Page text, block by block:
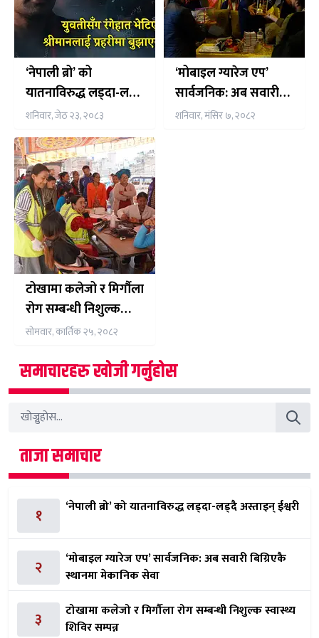
‘नेपाली ब्रो’ को
यातनाविरुद्ध लड्दा-लड्दै
अस्ताइन् ईश्वरी
शनिवार, जेठ २३, २०८३
‘मोबाइल ग्यारेज एप’
सार्वजनिक: अब सवारी
बिग्रिएकै स्थानमा
शनिवार, मंसिर ७, २०८२
टोखामा कलेजो र मिर्गौला
रोग सम्बन्धी निशुल्क
स्वास्थ्य शिविर सम्पन्न
सोमवार, कार्तिक २५, २०८२
समाचारहरु खोजी गर्नुहोस
ताजा समाचार
१ ‘नेपाली ब्रो’ को यातनाविरुद्ध लड्दा-लड्दै अस्ताइन् ईश्वरी
२
‘मोबाइल ग्यारेज एप’ सार्वजनिक: अब सवारी बिग्रिएकै
स्थानमा मेकानिक सेवा
३
टोखामा कलेजो र मिर्गौला रोग सम्बन्धी निशुल्क स्वास्थ्य
शिविर सम्पन्न